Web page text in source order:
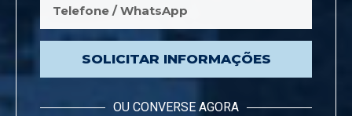
SOLICITAR INFORMAÇÕES
OU CONVERSE AGORA